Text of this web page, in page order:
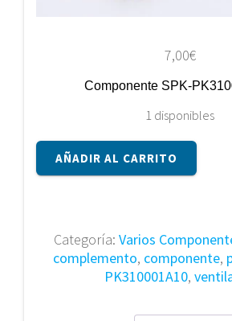
7,00€
Componente SPK-
1 disponibles
Componente
SPK-
AÑADIR AL CARRITO
Categoría: Varios
complemento, componente,
PK310001A10,